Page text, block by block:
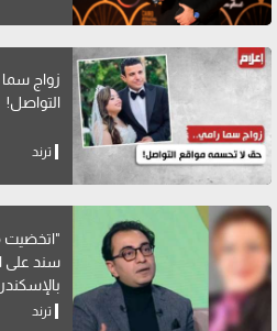
زواج
التواصل!
ترند
"اتخضيت
سند على
ترند